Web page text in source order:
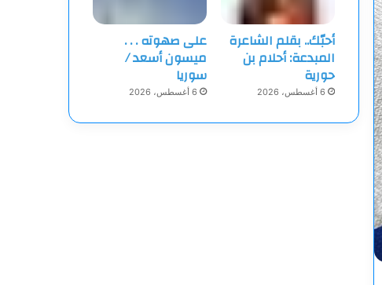
أحبّك.. بقلم الشاعرة
المبدعة: أحلام بن
حورية
6 أغسطس، 2026
على صهوته . . .
ميسون أسعد /
سوريا
6 أغسطس، 2026